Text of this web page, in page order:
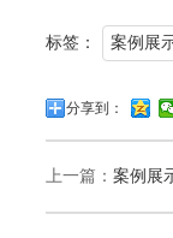
标签： 案例展
分享到：
上一篇： 案例展